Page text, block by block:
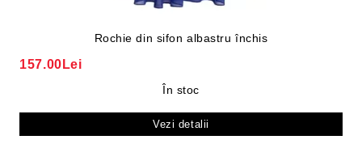
Rochie din sifon albastru închis
157.00Lei
În stoc
Vezi detalii